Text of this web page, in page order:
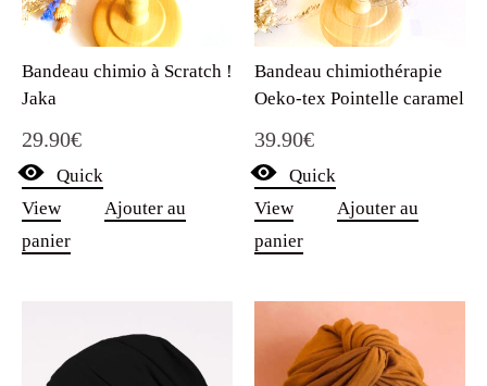
Bandeau chimio à Scratch !
Jaka
29.90€
Quick
View
Ajouter au
panier
Bandeau chimiothérapie
Oeko-tex Pointelle caramel
39.90€
Quick
View
Ajouter au
panier